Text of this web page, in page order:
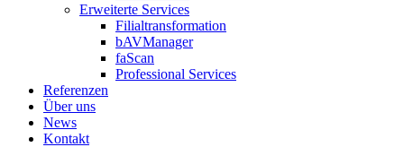
Erweiterte Services
Filialtransformation
bAVManager
faScan
Professional Services
Referenzen
Über uns
News
Kontakt